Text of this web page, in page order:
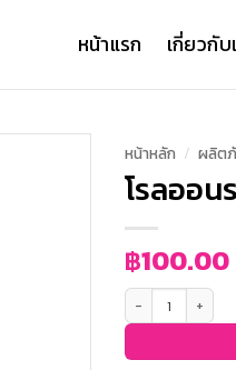
หน้าแรก เกี่ยวกับ
หน้าหลัก / ผลิต
โรลออน
฿100.00
จำนวน โรลออนระ